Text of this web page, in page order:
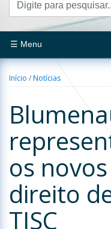
☰ Menu
Início /Notícias
os
direito
TJSC